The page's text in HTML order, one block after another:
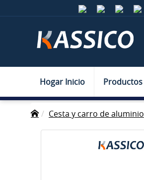
Hogar Inicio Productos
Cesta y carro de aluminio